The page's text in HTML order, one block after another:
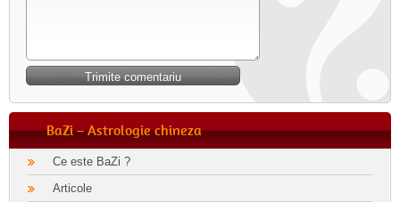
BaZi – Astrologie chineza
Ce este BaZi ?
Articole